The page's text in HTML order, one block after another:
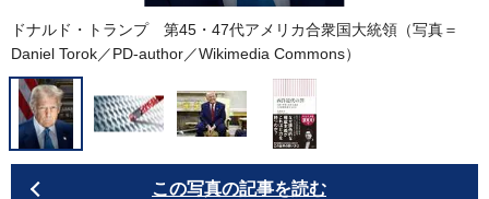
ドナルド・トランプ 第45・47代アメリカ合衆国大統領（写真＝
Daniel Torok／PD-author／Wikimedia Commons）
この写真の記事を読む